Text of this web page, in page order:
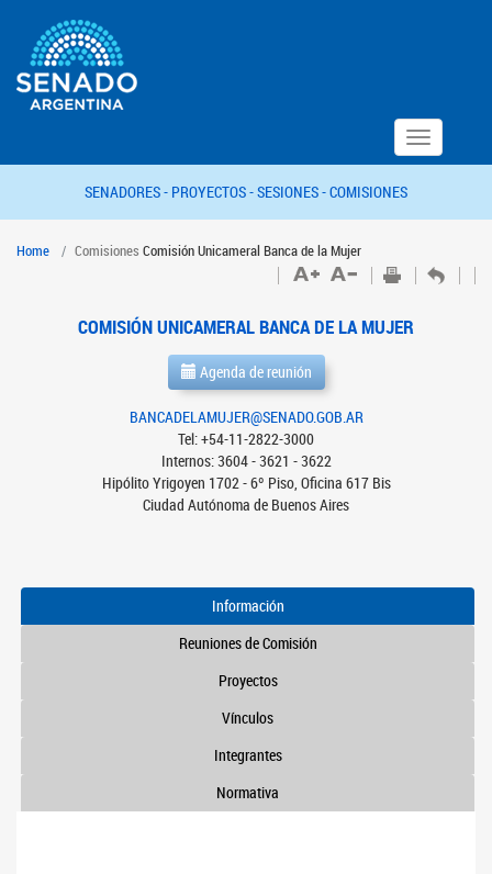
Toggle
navigation
SENADORES - PROYECTOS -SESIONES -COMISIONES
Home Comisiones Comisión Unicameral Banca de la Mujer
COMISIÓN UNICAMERAL BANCA DE LA MUJER
Agenda de reunión
BANCADELAMUJER@SENADO.GOB.AR
Tel: +54-11-2822-3000
Internos: 3604 - 3621 - 3622
Hipólito Yrigoyen 1702 - 6º Piso, Oficina 617 Bis
Ciudad Autónoma de Buenos Aires
Información
Reuniones de Comisión
Proyectos
Vínculos
Integrantes
Normativa